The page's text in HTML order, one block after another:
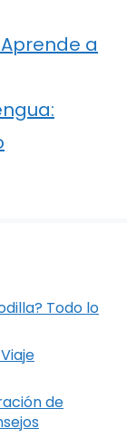
a
Todo lo
de